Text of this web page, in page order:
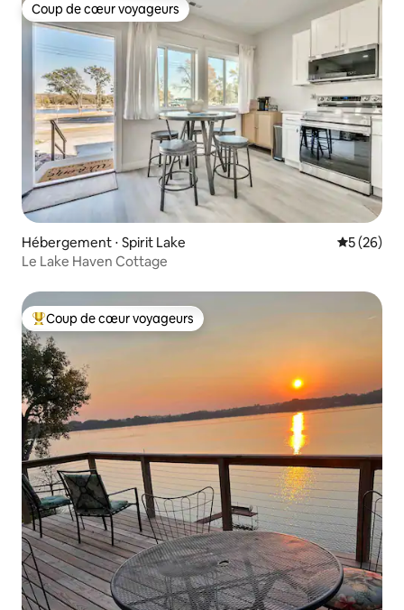
Coup de cœur voyageurs
Coup de cœur voyageurs
Hébergement ⋅ Spirit Lake
5 (26)
Le Lake Haven Cottage
Coups de cœur voyageurs les plus appréciés
Coup de cœur voyageurs